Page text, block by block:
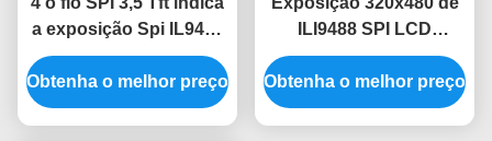
a exposição Spi IL9488
Lcd de 320*480 Tft 3,5
polegadas
Obtenha o melhor preço
ILI9488 SPI LCD
exposição de Tft da
exposição de um Tft
Lcd de 3,5 polegadas
Obtenha o melhor preço